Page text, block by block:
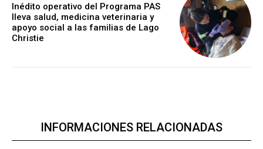
Inédito operativo del Programa PAS
lleva salud, medicina veterinaria y
apoyo social a las familias de Lago
Christie
INFORMACIONES RELACIONADAS